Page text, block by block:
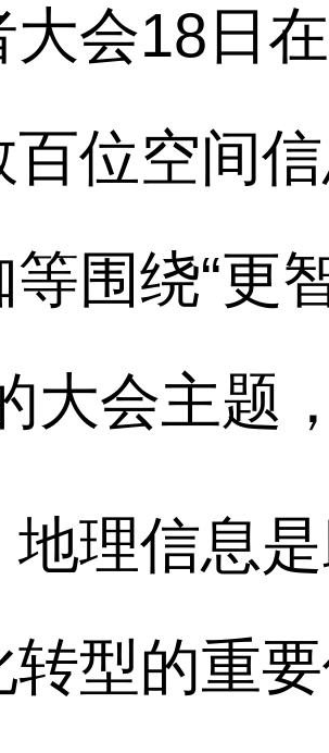
大会18日
百位空间
等围绕“更
大会主题
信息是
转型的重